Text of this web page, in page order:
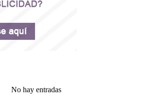
No hay entradas